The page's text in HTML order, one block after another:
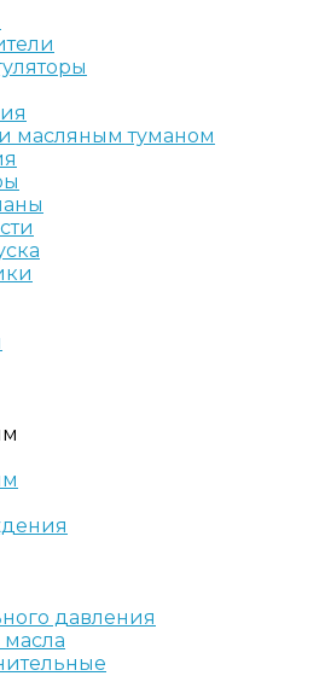
масляным туманом
давления